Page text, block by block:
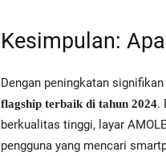
Kesimpulan:
Dengan peningkatan
flagship terbaik di tahun 2024.
berkualitas tinggi, layar
pengguna yang mencari